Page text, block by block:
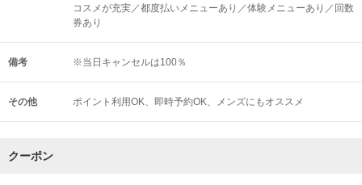
コスメが充実／都度払いメニューあり／体験メニューあり／回数
券あり
備考 ※当日キャンセルは100％
その他 ポイント利用OK 即時予約OK メンズにもオススメ
クーポン